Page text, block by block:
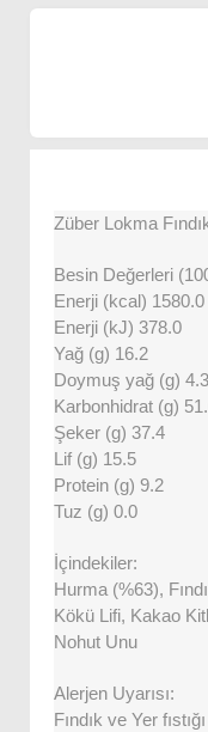
Züber Lokma
Besin Değerleri
Enerji (kcal) 1580.0
Enerji (kJ) 378.0
Yağ (g) 16.2
Doymuş yağ (g) 4.3
Karbonhidrat (g)
Şeker (g) 37.4
Lif (g) 15.5
Protein (g) 9.2
Tuz (g) 0.0
İçindekiler:
Hurma (%63),
Kökü Lifi, Kakao
Nohut Unu
Alerjen Uyarısı:
Fındık ve Yer